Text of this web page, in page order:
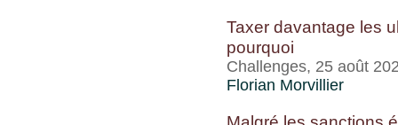
Taxer davantage les
pourquoi
Challenges, 25 août
Florian Morvillier